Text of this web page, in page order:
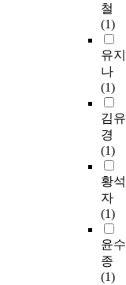
철
(1)
유지
나
(1)
김유
경
(1)
황석
자
(1)
윤수
종
(1)